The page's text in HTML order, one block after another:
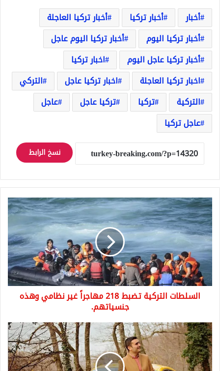
أخبار أخبار تركيا
أخبار تركيا العاجلة
أخبار تركيا اليوم
أخبار تركيا اليوم عاجل
أخبار تركيا عاجل اليوم
اخبار تركيا
اخبار تركيا العاجلة
اخبار تركيا عاجل
التركي
التركية
تركيا تركيا عاجل
عاجل
عاجل تركيا
نسخ الرابط
السلطات
التركية
تضبط
218
مهاجراً
غير
نظامي
وهذه
جنسياتهم.
السلطات التركية تضبط 218 مهاجراً غير نظامي وهذه
جنسياتهم.
الشيف
التركي
بوراك
ينشر
صورة